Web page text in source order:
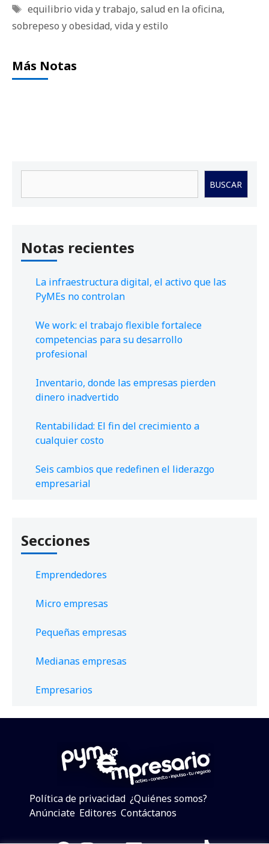
Etiquetas
equilibrio vida y trabajo, salud en la oficina,
sobrepeso y obesidad, vida y estilo
Más Notas
BUSCAR
Notas recientes
La infraestructura digital, el activo que las
PyMEs no controlan
We work: el trabajo flexible fortalece
competencias para su desarrollo
profesional
Inventario, donde las empresas pierden
dinero inadvertido
Rentabilidad: El fin del crecimiento a
cualquier costo
Seis cambios que redefinen el liderazgo
empresarial
Secciones
Emprendedores
Micro empresas
Pequeñas empresas
Medianas empresas
Empresarios
Política de privacidad ¿Quiénes somos?
Anúnciate Editores Contáctanos